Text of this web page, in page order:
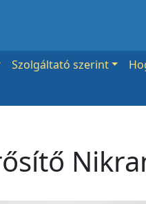
Szolgáltató szerint